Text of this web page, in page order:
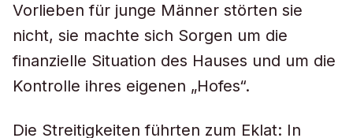
Vorlieben für junge Männer störten sie
nicht, sie machte sich Sorgen um die
finanzielle Situation des Hauses und um die
Kontrolle ihres eigenen „Hofes“.
Die Streitigkeiten führten zum Eklat: In